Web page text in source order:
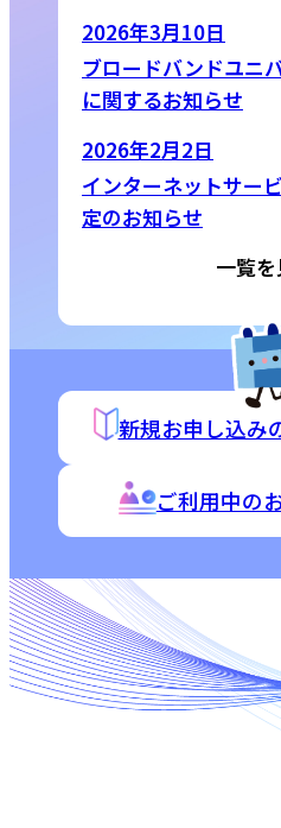
2026年3月10日
ブロードバンドユニ
に関するお知らせ
2026年2月2日
インターネットサー
定のお知らせ
一覧
新規お申し込み
ご利用中の